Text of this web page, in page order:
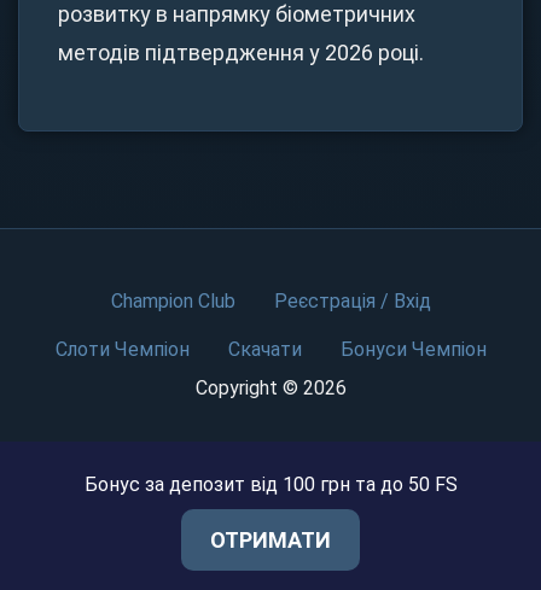
розвитку в напрямку біометричних
методів підтвердження у 2026 році.
Champion Club Реєстрація / Вхід
Слоти Чемпіон Скачати
Бонуси Чемпіон
Copyright © 2026
Бонус за депозит від 100 грн та до 50 FS
ОТРИМАТИ
Бонус за депозит від 100 грн та до 50 FS
ОТРИМАТИ